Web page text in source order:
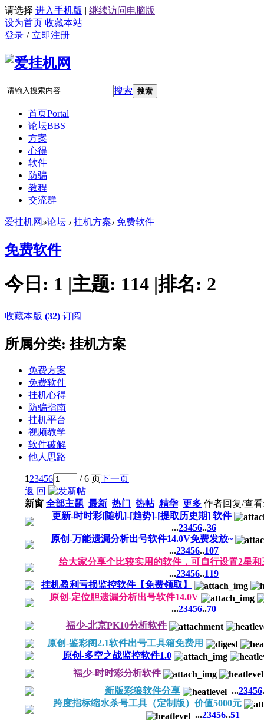
请选择 进入手机版 | 继续访问电脑版
设为首页 收藏本站
登录 / 立即注册
搜索 搜索
首页Portal
论坛BBS
方案
心得
软件
防骗
教程
交流群
爱挂机网 »论坛 › 挂机方案› 免费软件
免费软件
今日: 1 |主题: 114 |排名: 2
收藏本版 (32) 订阅
所属分类: 挂机方案
免费方案
免费软件
挂机心得
防骗指南
挂机平台
视频教学
软件破解
他人思路
123456 / 6 页下一页
返 回
新窗 全部主题 最新 热门 热帖 精华 更多 作者回复/查看
更新-时时彩[随机]-[趋势]-[提取历史期] 软件
...23456..36
原创-万能遗漏分析出号软件14.0V免费发放~
...23456..107
给大家分享个比较实用的软件，可自行设置2星和
...23456..119
挂机盈利亏损监控软件【免费领取】
原创-定位胆遗漏分析出号软件14.0V
...23456..70
福少-北京PK10分析软件
原创-鉴彩阁2.1软件出号工具箱免费用
原创-多空之战监控软件1.0
福少-时时彩分析软件
新版彩狼软件分享
...23456
跨度指标缩水杀号工具（定制版）价值5000元
...23456..51